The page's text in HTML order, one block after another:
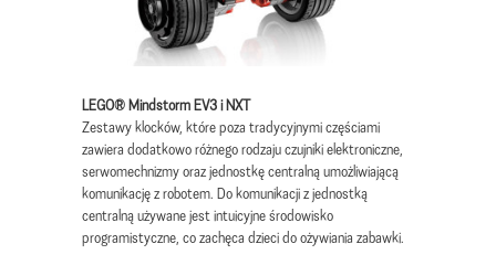
LEGO® Mindstorm EV3 i NXT
Zestawy klocków, które poza tradycyjnymi częściami
zawiera dodatkowo różnego rodzaju czujniki elektroniczne,
serwomechnizmy oraz jednostkę centralną umożliwiającą
komunikację z robotem. Do komunikacji z jednostką
centralną używane jest intuicyjne środowisko
programistyczne, co zachęca dzieci do ożywiania zabawki.